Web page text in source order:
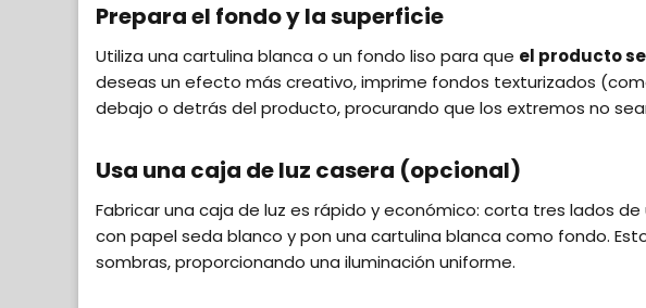
Prepara el fondo y la superficie
Utiliza una cartulina blanca o un fondo liso para que el producto
deseas un efecto más creativo, imprime fondos texturizados
debajo o detrás del producto, procurando que los extremos no
Usa una caja de luz casera (opcional)
Fabricar una caja de luz es rápido y económico: corta tres lados
con papel seda blanco y pon una cartulina blanca como fondo.
sombras, proporcionando una iluminación uniforme.